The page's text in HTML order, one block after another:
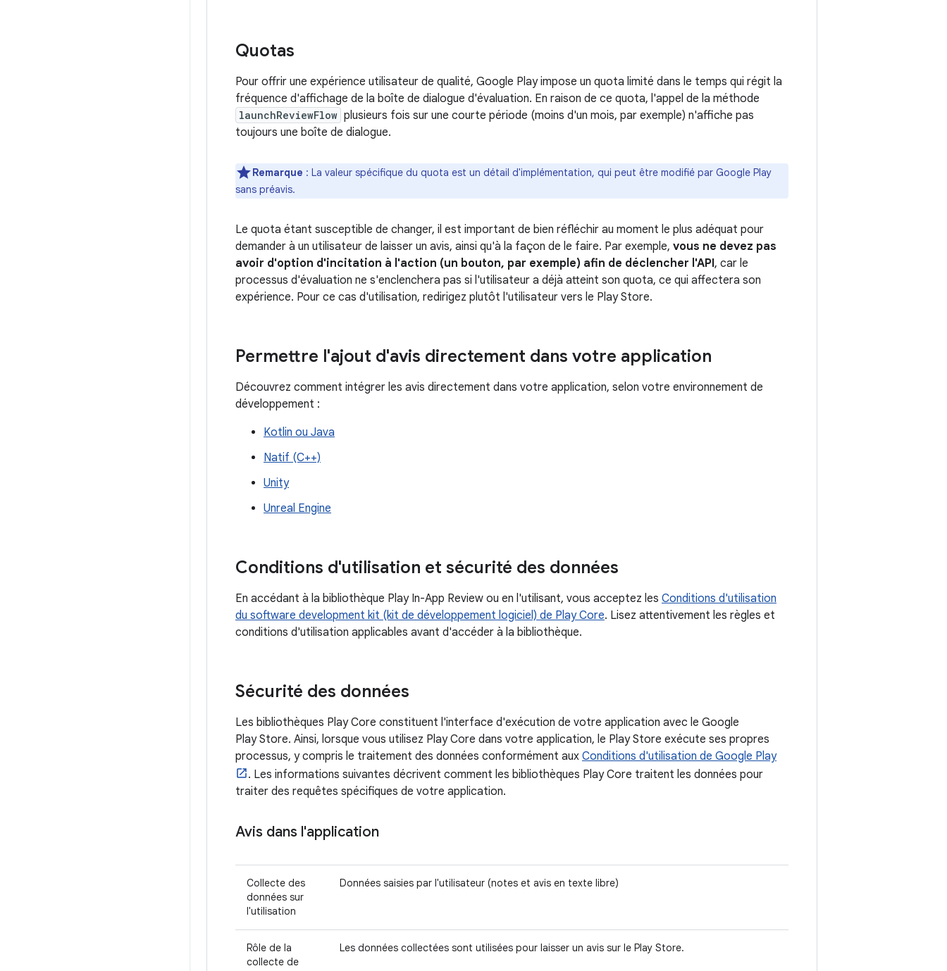
Quotas
Pour offrir une expérience utilisateur de qualité, Google Play impose un quota limité dans le temps qui régit la
fréquence d'affichage de la boîte de dialogue d'évaluation. En raison de ce quota, l'appel de la méthode
launchReviewFlow plusieurs fois sur une courte période (moins d'un mois, par exemple) n'affiche pas
toujours une boîte de dialogue.
Remarque : La valeur spécifique du quota est un détail d'implémentation, qui peut être modifié par Google Play
sans préavis.
Le quota étant susceptible de changer, il est important de bien réfléchir au moment le plus adéquat pour
demander à un utilisateur de laisser un avis, ainsi qu'à la façon de le faire. Par exemple, vous ne devez pas
avoir d'option d'incitation à l'action (un bouton, par exemple) afin de déclencher l'API, car le
processus d'évaluation ne s'enclenchera pas si l'utilisateur a déjà atteint son quota, ce qui affectera son
expérience. Pour ce cas d'utilisation, redirigez plutôt l'utilisateur vers le Play Store.
Permettre l'ajout d'avis directement dans votre application
Découvrez comment intégrer les avis directement dans votre application, selon votre environnement de
développement :
Kotlin ou Java
Natif (C++)
Unity
Unreal Engine
Conditions d'utilisation et sécurité des données
En accédant à la bibliothèque Play In-App Review ou en l'utilisant, vous acceptez les Conditions d'utilisation
du software development kit (kit de développement logiciel) de Play Core. Lisez attentivement les règles et
conditions d'utilisation applicables avant d'accéder à la bibliothèque.
Sécurité des données
Les bibliothèques Play Core constituent l'interface d'exécution de votre application avec le Google
Play Store. Ainsi, lorsque vous utilisez Play Core dans votre application, le Play Store exécute ses propres
processus, y compris le traitement des données conformément aux Conditions d'utilisation de Google Play
. Les informations suivantes décrivent comment les bibliothèques Play Core traitent les données pour
traiter des requêtes spécifiques de votre application.
Avis dans l'application
Collecte des
données sur
l'utilisation
Données saisies par l'utilisateur (notes et avis en texte libre)
Rôle de la
collecte de
Les données collectées sont utilisées pour laisser un avis sur le Play Store.